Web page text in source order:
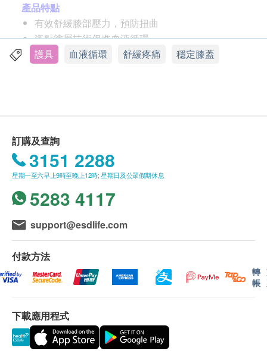
產品特點
有效舒緩膝部壓力，預防扭曲
瓷點塗層技術促進血液循環
透氣物料，具彈性
L: 膝圍 13 3/4”
XL: 膝圍 14 3/8”
護具 血液循環 舒緩疼痛 穩定膝蓋
訂購及查詢
3151 2288
星期一至六早上9時至晚上12時; 星期日及公眾假期休息
5283 4117
support@esdlife.com
付款方法
轉
帳
下載應用程式